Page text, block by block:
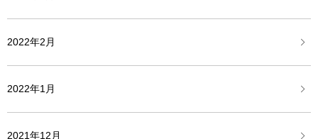
2022年2月
2022年1月
2021年12月